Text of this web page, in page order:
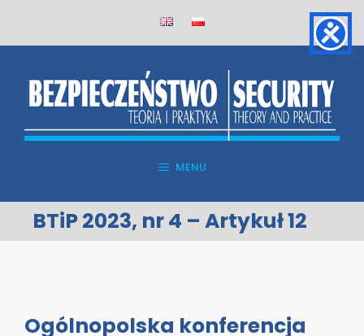
MENU
BTiP 2023, nr 4 – Artykuł 12
Ogólnopolska konferencja